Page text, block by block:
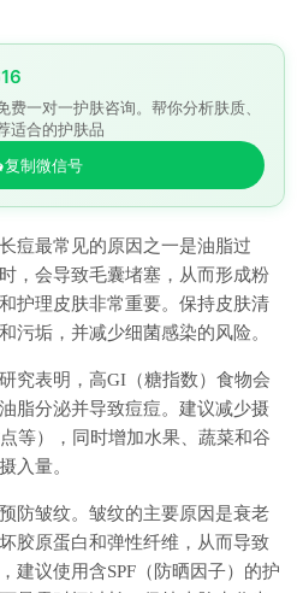
费一对一护肤咨询。帮你分析肤质、
适合的护肤品
复制微信号
痘最常见的原因之一是油脂过
，会导致毛囊堵塞，从而形成粉
护理皮肤非常重要。保持皮肤清
污垢，并减少细菌感染的风险。
究表明，高GI（糖指数）食物会
脂分泌并导致痘痘。建议减少摄
等），同时增加水果、蔬菜和谷
入量。
防皱纹。皱纹的主要原因是衰老
胶原蛋白和弹性纤维，从而导致
建议使用含SPF（防晒因子）的护